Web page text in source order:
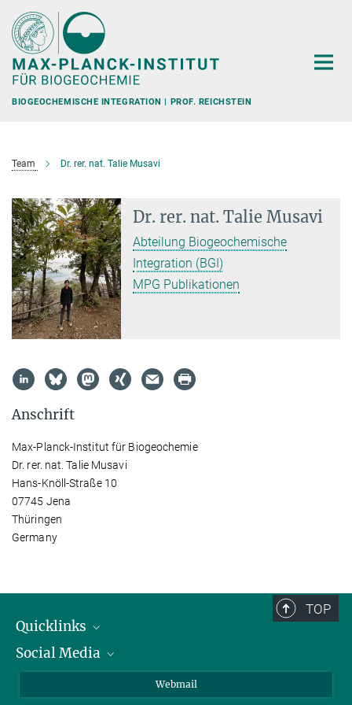
Hauptinhalt
BIOGEOCHEMISCHE INTEGRATION | PROF. REICHSTEIN
Team Dr. rer. nat. Talie Musavi
Dr. rer. nat. Talie Musavi
Abteilung Biogeochemische
Integration (BGI)
MPG Publikationen
Anschrift
Max-Planck-Institut für Biogeochemie
Dr. rer. nat. Talie Musavi
Hans-Knöll-Straße 10
07745 Jena
Thüringen
Germany
TOP
Quicklinks
IMPRS Graduiertenschule
Social Media
Webmail